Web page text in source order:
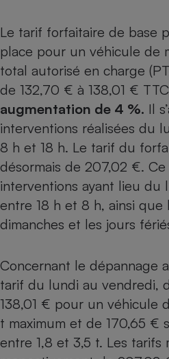
Le tarif forfaitaire de base
place pour un véhicule de
total autorisé en charge
de 132,70 € à 138,01 €
augmentation de 4 %. Il
interventions réalisées du
8 h et 18 h. Le tarif du
désormais de 207,02 €.
interventions ayant lieu du
entre 18 h et 8 h, ainsi que
dimanches et les jours
Concernant le dépannage
tarif du lundi au vendredi,
138,01 € pour un véhicule
t maximum et de 170,65 €
entre 1,8 et 3,5 t. Les tarifs